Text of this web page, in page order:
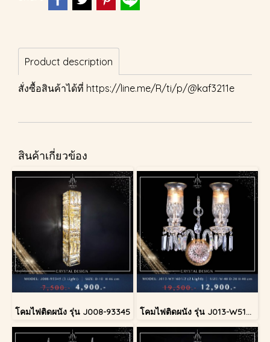
Product description
สั่งซื้อสินค้าได้ที่ https://line.me/R/ti/p/@kaf3211e
สินค้าเกี่ยวข้อง
โคมไฟติดผนัง รุ่น J008-93345 โคมไฟติดผนัง รุ่น J013-W51601/2